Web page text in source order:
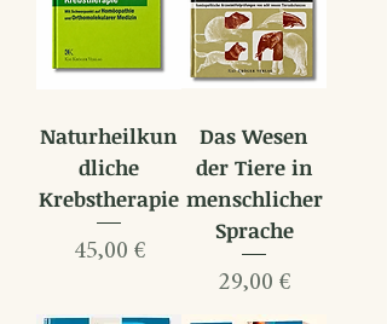
Naturheilkun
dliche
Krebstherapie
Preis
45,00 €
Das Wesen
der Tiere in
menschlicher
Sprache
Preis
29,00 €